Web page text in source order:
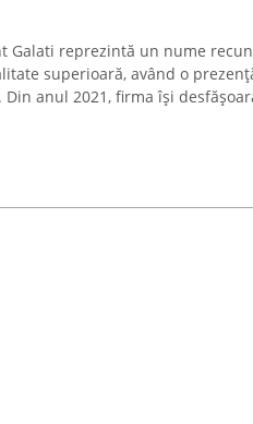
Galati reprezintă un nume
superioară, având o
Din anul 2021, firma își